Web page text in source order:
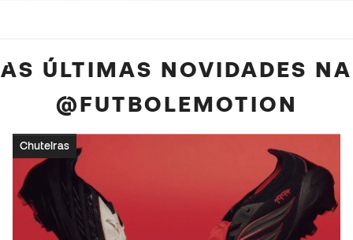
AS ÚLTIMAS NOVIDADES NA
@FUTBOLEMOTION
Chuteiras